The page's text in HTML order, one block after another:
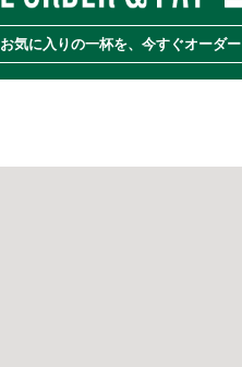
お気に入りの一杯を、今すぐオーダー